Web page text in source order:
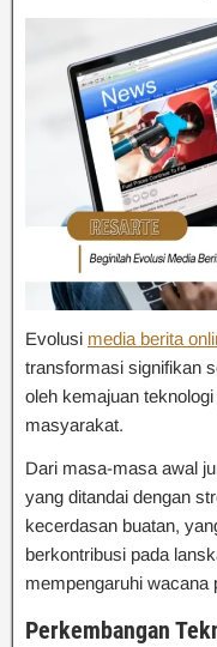
Evolusi media berita
transformasi signifikan
oleh kemajuan
masyarakat.
Dari masa-masa awal
yang ditandai dengan
kecerdasan buatan,
berkontribusi pada
mempengaruhi wacana
Perkembangan